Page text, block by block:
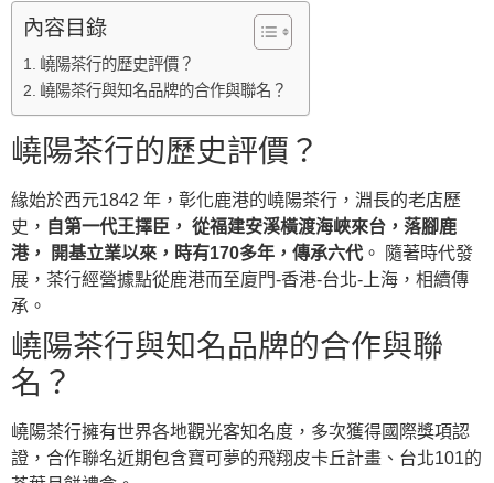
內容目錄
嶢陽茶行的歷史評價？
嶢陽茶行與知名品牌的合作與聯名？
嶢陽茶行的歷史評價？
緣始於西元1842 年，彰化鹿港的嶢陽茶行，淵長的老店歷
史， 自第一代王擇臣， 從福建安溪橫渡海峽來台，落腳鹿
港， 開基立業以來，時有170多年，傳承六代。 隨著時代發
展，茶行經營據點從鹿港而至廈門-香港-台北-上海，相續傳
承。
嶢陽茶行與知名品牌的合作與聯
名？
嶢陽茶行擁有世界各地觀光客知名度，多次獲得國際獎項認
證，合作聯名近期包含寶可夢的飛翔皮卡丘計畫、台北101的